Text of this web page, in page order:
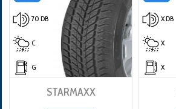
70 DB
C
G
STARMAXX
X DB
X
X